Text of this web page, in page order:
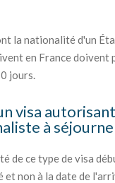
la nationalité d'un
en France doivent
jours.
visa
à
de ce type de visa
et non à la date de